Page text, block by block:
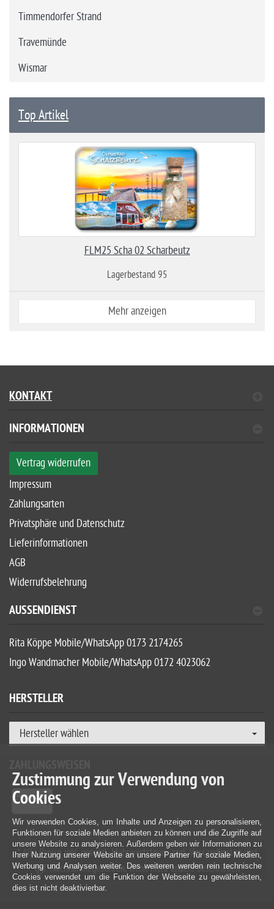
Timmendorfer Strand
Travemünde
Wismar
Top Artikel
FLM25 Scha 02 Scharbeutz
Lagerbestand 95
Mehr anzeigen
KONTAKT
INFORMATIONEN
Vertrag widerrufen
Impressum
Zahlungsarten
Privatsphäre und Datenschutz
Lieferinformationen
AGB
Widerrufsbelehrung
AUSSENDIENST
Rita Köppe Mobile/WhatsApp 0173 2174265
Ingo Wandmacher Mobile/WhatsApp 0172 4023062
HERSTELLER
Hersteller wählen
* Alle Preise inkl. gesetzl. Mehrwertsteuer zzgl. Versandkosten und
ggf. Nachnahmegebühren, wenn nicht anders beschrieben
Zustimmung zur Verwendung von
Cookies
Wir verwenden Cookies, um Inhalte und Anzeigen zu personalisieren,
Funktionen für soziale Medien anbieten zu können und die Zugriffe auf
unsere Website zu analysieren. Außerdem geben wir Informationen zu
Ihrer Nutzung unserer Website an unsere Partner für soziale Medien,
Werbung und Analysen weiter. Des weiteren werden rein technische
Cookies verwendet um die Funktion der Webseite zu gewährleisten,
dies ist nicht deaktivierbar.